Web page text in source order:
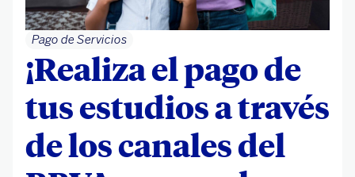
Pago de Servicios
¡Realiza el pago de
tus estudios a través
de los canales del